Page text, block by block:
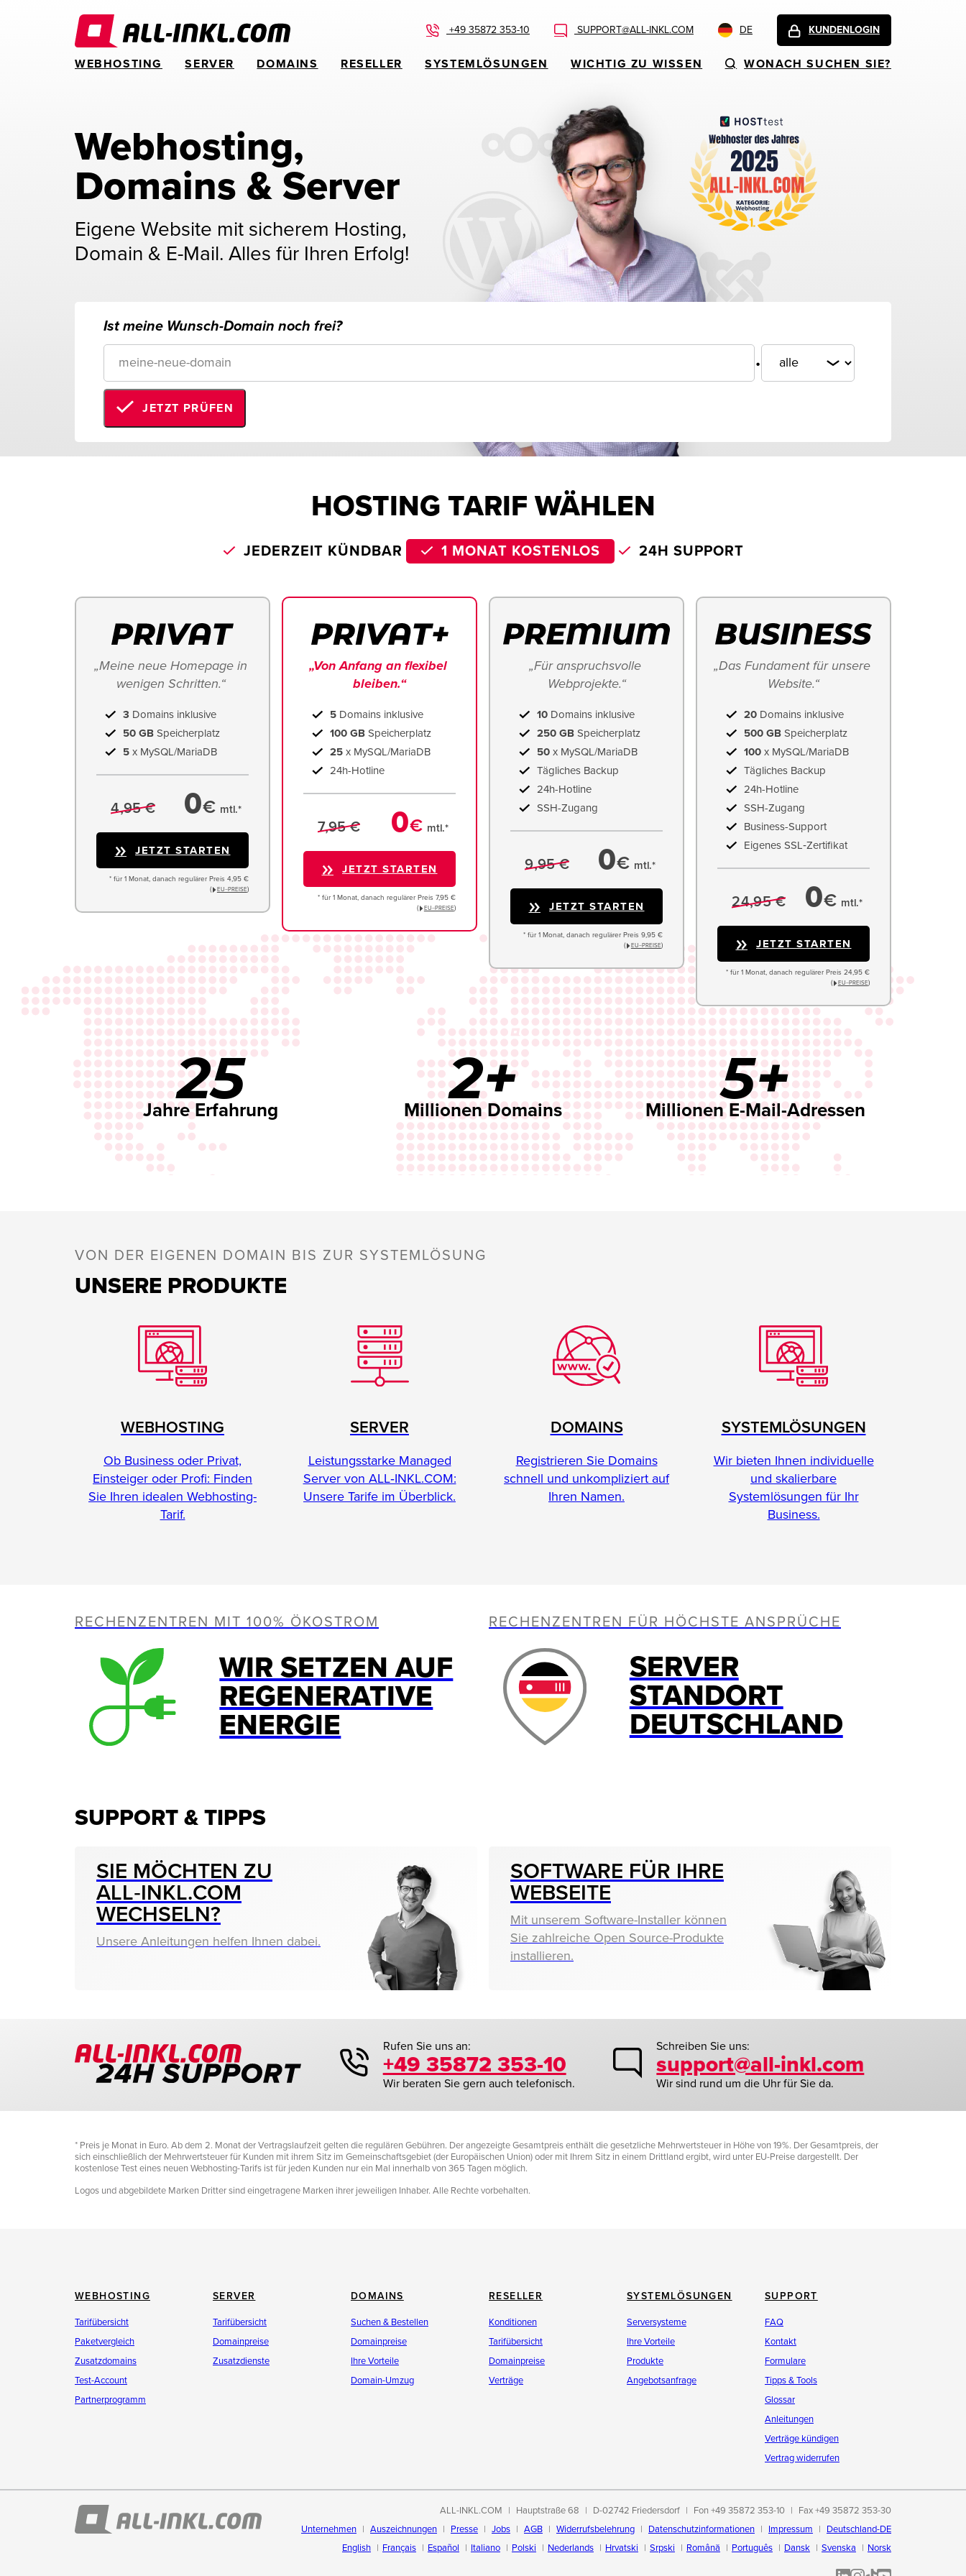
+49 35872 353-10 SUPPORT@ALL-INKL.COM DE KUNDENLOGIN
WEBHOSTING SERVER DOMAINS RESELLER SYSTEMLÖSUNGEN WICHTIG ZU WISSEN WONACH SUCHEN SIE?
Webhosting,
Domains & Server
Eigene Website mit sicherem Hosting,
Domain & E-Mail. Alles für Ihren Erfolg!
Ist meine Wunsch-Domain noch frei?
.
JETZT PRÜFEN
HOSTING TARIF WÄHLEN
JEDERZEIT KÜNDBAR 1 MONAT KOSTENLOS 24H SUPPORT
„Meine neue Homepage in
wenigen Schritten.“
3 Domains inklusive
50 GB Speicherplatz
5 x MySQL/MariaDB
4,95 € 0€ mtl.*
JETZT STARTEN
* für 1 Monat, danach regulärer Preis 4,95 €
(
EU−PREISE)
„Von Anfang an flexibel
bleiben.“
5 Domains inklusive
100 GB Speicherplatz
25 x MySQL/MariaDB
24h-Hotline
7,95 € 0€ mtl.*
JETZT STARTEN
* für 1 Monat, danach regulärer Preis 7,95 €
(
EU−PREISE)
„Für anspruchsvolle
Webprojekte.“
10 Domains inklusive
250 GB Speicherplatz
50 x MySQL/MariaDB
Tägliches Backup
24h-Hotline
SSH-Zugang
9,95 € 0€ mtl.*
JETZT STARTEN
* für 1 Monat, danach regulärer Preis 9,95 €
(
EU−PREISE)
„Das Fundament für unsere
Website.“
20 Domains inklusive
500 GB Speicherplatz
100 x MySQL/MariaDB
Tägliches Backup
24h-Hotline
SSH-Zugang
Business-Support
Eigenes SSL‑Zertifikat
24,95 € 0€ mtl.*
JETZT STARTEN
* für 1 Monat, danach regulärer Preis 24,95 €
(
EU−PREISE)
25
Jahre Erfahrung 2+
Millionen Domains 5+
Millionen E-Mail-Adressen
VON DER EIGENEN DOMAIN BIS ZUR SYSTEMLÖSUNG
UNSERE PRODUKTE
WEBHOSTING
Ob Business oder Privat,
Einsteiger oder Profi: Finden
Sie Ihren idealen Webhosting-
Tarif.
SERVER
Leistungsstarke Managed
Server von ALL‑INKL.COM:
Unsere Tarife im Überblick.
DOMAINS
Registrieren Sie Domains
schnell und unkompliziert auf
Ihren Namen.
SYSTEMLÖSUNGEN
Wir bieten Ihnen individuelle
und skalierbare
Systemlösungen für Ihr
Business.
RECHENZENTREN MIT 100% ÖKOSTROM
WIR SETZEN AUF
REGENERATIVE
ENERGIE
RECHENZENTREN FÜR HÖCHSTE ANSPRÜCHE
SERVER
STANDORT
DEUTSCHLAND
SUPPORT & TIPPS
SIE MÖCHTEN ZU
ALL‑INKL.COM
WECHSELN?
Unsere Anleitungen helfen Ihnen dabei.
SOFTWARE FÜR IHRE
WEBSEITE
Mit unserem Software-Installer können
Sie zahlreiche Open Source-Produkte
installieren.
Rufen Sie uns an:
+49 35872 353-10
Wir beraten Sie gern auch telefonisch.
Schreiben Sie uns:
support@all-inkl.com
Wir sind rund um die Uhr für Sie da.
* Preis je Monat in Euro. Ab dem 2. Monat der Vertragslaufzeit gelten die regulären Gebühren. Der angezeigte Gesamtpreis enthält die gesetzliche Mehrwertsteuer in Höhe von 19%. Der Gesamtpreis, der
sich einschließlich der Mehrwertsteuer für Kunden mit ihrem Sitz im Gemeinschaftsgebiet (der Europäischen Union) oder mit Ihrem Sitz in einem Drittland ergibt, wird unter EU-Preise dargestellt. Der
kostenlose Test eines neuen Webhosting-Tarifs ist für jeden Kunden nur ein Mal innerhalb von 365 Tagen möglich.
Logos und abgebildete Marken Dritter sind eingetragene Marken ihrer jeweiligen Inhaber. Alle Rechte vorbehalten.
WEBHOSTING
Tarifübersicht
Paketvergleich
Zusatzdomains
Test-Account
Partnerprogramm
SERVER
Tarifübersicht
Domainpreise
Zusatzdienste
DOMAINS
Suchen & Bestellen
Domainpreise
Ihre Vorteile
Domain-Umzug
RESELLER
Konditionen
Tarifübersicht
Domainpreise
Verträge
SYSTEMLÖSUNGEN
Serversysteme
Ihre Vorteile
Produkte
Angebotsanfrage
SUPPORT
FAQ
Kontakt
Formulare
Tipps & Tools
Glossar
Anleitungen
Verträge kündigen
Vertrag widerrufen
ALL-INKL.COM Hauptstraße 68 D-02742 Friedersdorf Fon +49 35872 353-10
Fax +49 35872 353-30
Unternehmen
Auszeichnungen Presse Jobs AGB Widerrufsbelehrung Datenschutzinformationen Impressum
Deutschland-DE
English
Français Español Italiano Polski Nederlands Hrvatski Srpski Română Português Dansk Svenska Norsk